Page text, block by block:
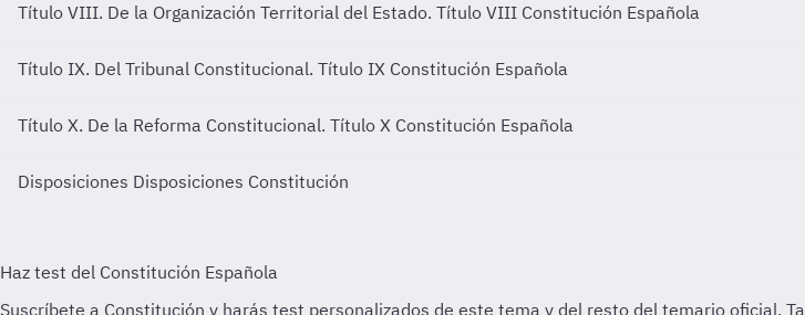
Título VIII. De la Organización Territorial del Estado. Título VIII Constitución Española
Título IX. Del Tribunal Constitucional. Título IX Constitución Española
Título X. De la Reforma Constitucional. Título X Constitución Española
Disposiciones Disposiciones Constitución